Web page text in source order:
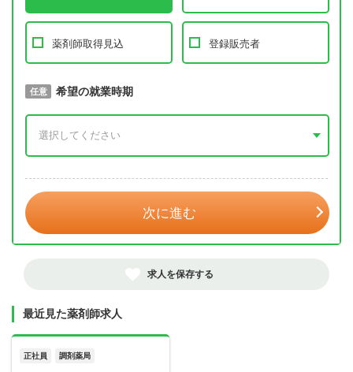
薬剤師取得見込 登録販売者
必須 取得予定年
任意 希望の就業時期
次に進む
求人を保存する
最近見た薬剤師求人
正社員 調剤薬局